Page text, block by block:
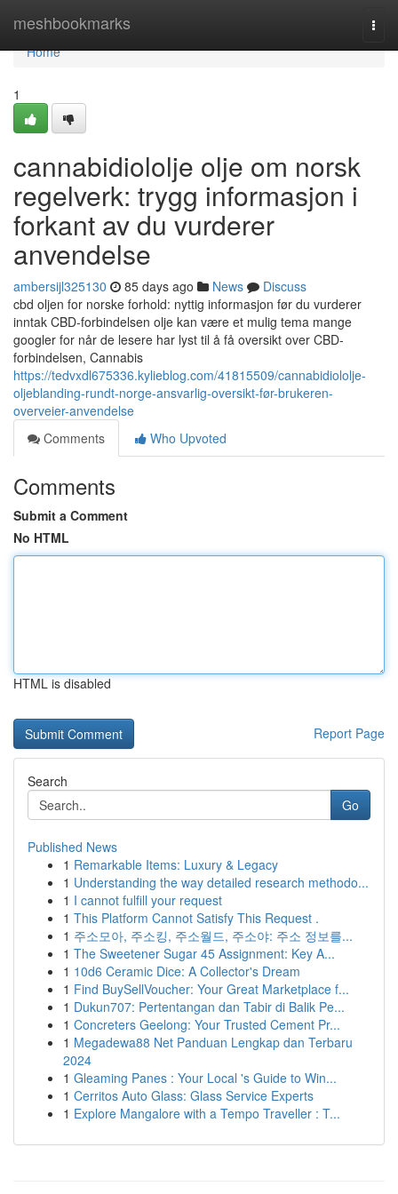
meshbookmarks
Home
Home
1
cannabidiololje olje om norsk
regelverk: trygg informasjon i
forkant av du vurderer
anvendelse
ambersijl325130 85 days ago News
Discuss
cbd oljen for norske forhold: nyttig informasjon før du vurderer
inntak CBD-forbindelsen olje kan være et mulig tema mange
googler for når de lesere har lyst til å få oversikt over CBD-
forbindelsen, Cannabis
https://tedvxdl675336.kylieblog.com/41815509/cannabidiololje-
oljeblanding-rundt-norge-ansvarlig-oversikt-før-brukeren-
overveier-anvendelse
Comments
Who Upvoted
Comments
Submit a Comment
No HTML
HTML is disabled
Report Page
Search
Go
Published News
1 Remarkable Items: Luxury & Legacy
1 Understanding the way detailed research methodo...
1 I cannot fulfill your request
1 This Platform Cannot Satisfy This Request .
1 주소모아, 주소킹, 주소월드, 주소야: 주소 정보를...
1 The Sweetener Sugar 45 Assignment: Key A...
1 10d6 Ceramic Dice: A Collector's Dream
1 Find BuySellVoucher: Your Great Marketplace f...
1 Dukun707: Pertentangan dan Tabir di Balik Pe...
1 Concreters Geelong: Your Trusted Cement Pr...
1 Megadewa88 Net Panduan Lengkap dan Terbaru
2024
1 Gleaming Panes : Your Local 's Guide to Win...
1 Cerritos Auto Glass: Glass Service Experts
1 Explore Mangalore with a Tempo Traveller : T...